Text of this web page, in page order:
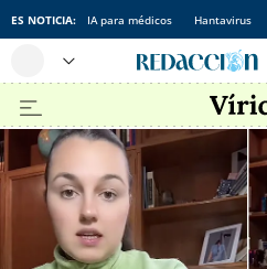
ES NOTICIA: IA para médicos Hantavirus